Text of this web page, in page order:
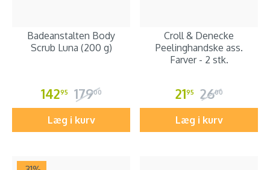
Badeanstalten Body
Scrub Luna (200 g)
14295 17900
Læg i kurv
Croll & Denecke
Peelinghandske ass.
Farver - 2 stk.
2195 2600
Læg i kurv